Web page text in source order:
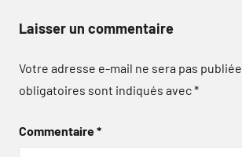
Laisser un commentaire
Votre adresse e-mail ne sera pas publiée.
obligatoires sont indiqués avec*
Commentaire*